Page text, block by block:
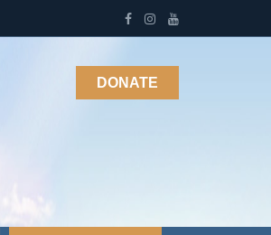
DONATE